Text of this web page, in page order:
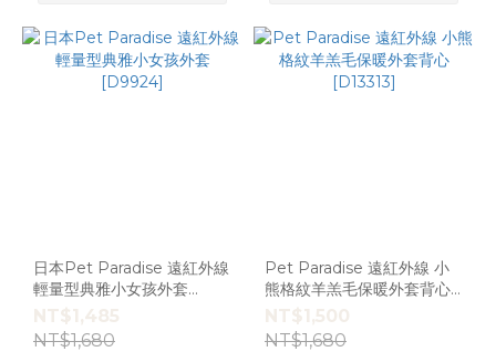
日本Pet Paradise 遠紅外線
輕量型典雅小女孩外套
[D9924]
NT$1,485
NT$1,680
Pet Paradise 遠紅外線 小
熊格紋羊羔毛保暖外套背心
[D13313]
NT$1,500
NT$1,680